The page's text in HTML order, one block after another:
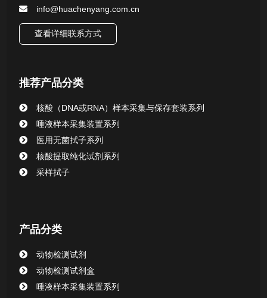
核酸（DNA&RNA）样本采集与保存套装系列
唾液样本采集装置系列
清洁验证棉签系列
动物检测试剂
info@huachenyang.com.cn
查看详细联系方式
推荐产品分类
核酸（DNA或RNA）样本采集与保存套装系列
唾液样本采集装置系列
医用无菌拭子系列
核酸提取纯化试剂系列
采样拭子
产品分类
动物检测试剂
动物检测试剂盒
唾液样本采集装置系列